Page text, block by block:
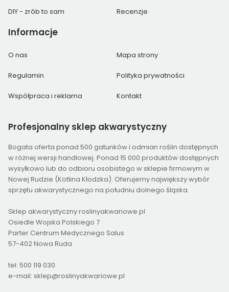
DIY - zrób to sam Recenzje
Informacje
O nas Mapa strony
Regulamin Polityka prywatności
Współpraca i reklama Kontakt
Profesjonalny sklep akwarystyczny
Bogata oferta ponad 500 gatunków i odmian roślin dostępnych
w różnej wersji handlowej. Ponad 15 000 produktów dostępnych
wysyłkowo lub do odbioru osobistego w sklepie firmowym w
Nowej Rudzie (Kotlina Kłodzka). Oferujemy największy wybór
sprzętu akwarystycznego na południu dolnego śląska.
Sklep akwarystyczny roslinyakwariowe.pl
Osiedle Wojska Polskiego 7
Parter Centrum Medycznego Salus
57-402 Nowa Ruda
tel: 500 119 030
e-mail: sklep@roslinyakwariowe.pl